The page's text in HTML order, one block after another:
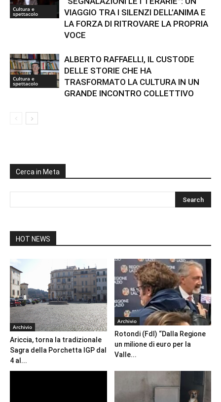
Cultura e
spettacolo
VIAGGIO TRA I SILENZI DELL’ANIMA E
LA FORZA DI RITROVARE LA PROPRIA
VOCE
Cultura e
spettacolo
ALBERTO RAFFAELLI, IL CUSTODE
DELLE STORIE CHE HA
TRASFORMATO LA CULTURA IN UN
GRANDE INCONTRO COLLETTIVO
Cerca in Meta
HOT NEWS
Archivio
Ariccia, torna la tradizionale
Sagra della Porchetta IGP dal
4 al...
Archivio
Rotondi (FdI) “Dalla Regione
un milione di euro per la
Valle...